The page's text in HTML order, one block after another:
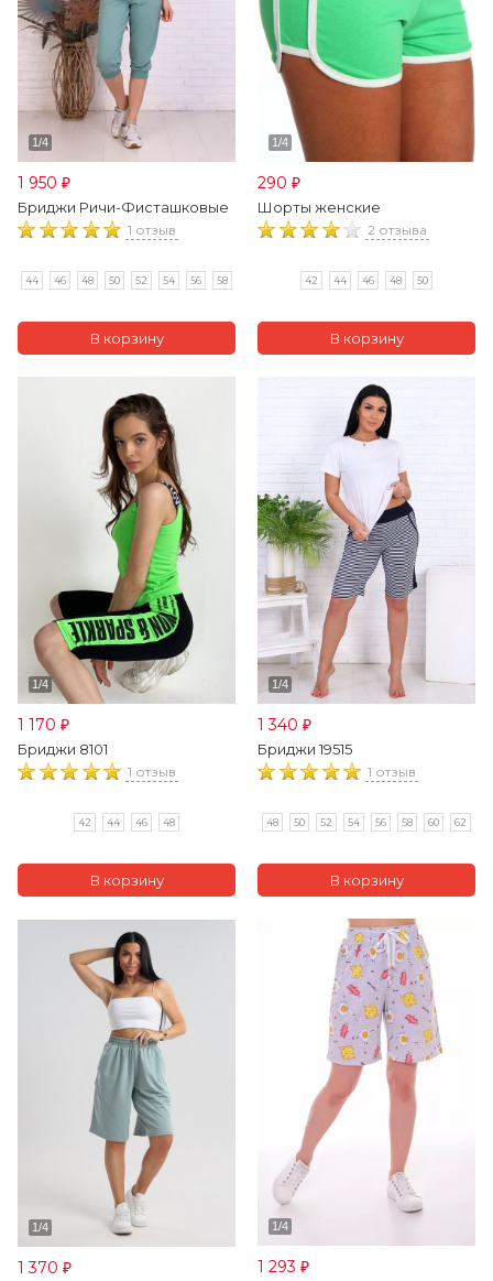
1 950 ₽
Бриджи Ричи-Фисташковые
1 отзыв
44 46 48 50 52 54 56 58
290 ₽
Шорты женские
2 отзыва
42 44 46 48 50
1 170 ₽
Бриджи 8101
1 отзыв
42 44 46 48
1 340 ₽
Бриджи 19515
1 отзыв
48 50 52 54 56 58 60 62
1 370 ₽ 1 293 ₽